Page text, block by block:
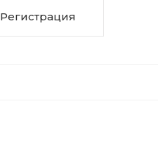
Регистрация